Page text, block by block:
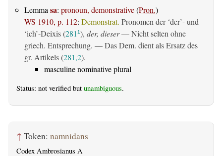
Lemma sa: pronoun, demonstrative(Pron.)
WS 1910, p. 112: Demonstrat. Pronomen der ‘der’- und
‘ich’-Deixis (281 1), der, dieser— Nicht selten ohne
griech. Entsprechung. — Das Dem. dient als Ersatz des
gr. Artikels (281,2).
masculine nominative plural
Status: not verified but unambiguous.
↑ Token: namnidans
Codex Ambrosianus A